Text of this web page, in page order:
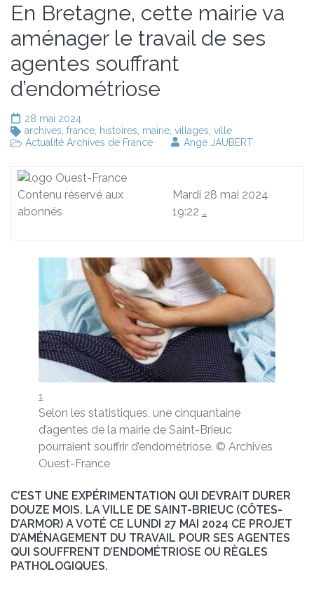
En Bretagne, cette mairie va
aménager le travail de ses
agentes souffrant
d’endométriose
28 mai 2024
archives france histoires mairie villages ville
Actualité Archives de France
Ange JAUBERT
Contenu réservé aux
abonnés
Mardi 28 mai 2024
19:22 …
1
Selon les statistiques, une cinquantaine
d’agentes de la mairie de Saint-Brieuc
pourraient souffrir d’endométriose. © Archives
Ouest-France
C’EST UNE EXPÉRIMENTATION QUI DEVRAIT DURER
DOUZE MOIS. LA VILLE DE SAINT-BRIEUC (CÔTES-
D’ARMOR) A VOTÉ CE LUNDI 27 MAI 2024 CE PROJET
D’AMÉNAGEMENT DU TRAVAIL POUR SES AGENTES
QUI SOUFFRENT D’ENDOMÉTRIOSE OU RÈGLES
PATHOLOGIQUES.